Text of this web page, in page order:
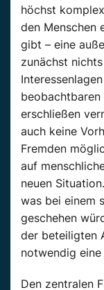
höchst
den Menschen
gibt – eine
zunächst
beobachtbaren
erschließen
auch keine
Fremden
auf
neuen
was bei einem
geschehen
der beteiligten
notwendig
Den zentralen